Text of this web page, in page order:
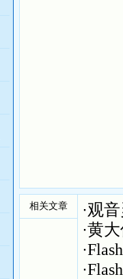
相关文章 ·观
·黄
·
·